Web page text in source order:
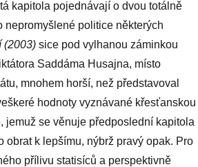
kapitola pojednávají o dvou totálně
politice některých
(2003) sice pod vylhanou záminkou
Saddáma Husajna, místo
mnohem horší, než představoval
hodnoty vyznávané křesťanskou
jemuž se věnuje předposlední kapitola
obrat k lepšímu, nýbrž pravý opak. Pro
přílivu statisíců a perspektivně